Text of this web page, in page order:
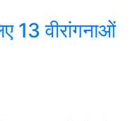
13 वीरांगनाओं